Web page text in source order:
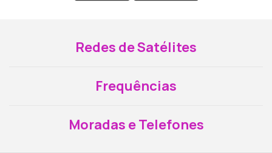
Redes de Satélites
Frequências
Moradas e Telefones